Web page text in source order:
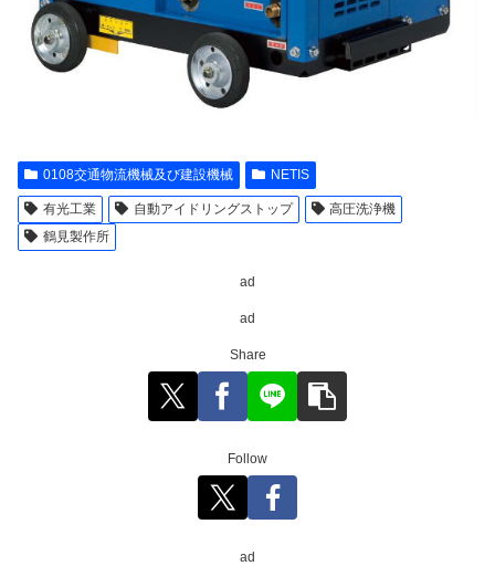
0108交通物流機械及び建設機械 NETIS
有光工業 自動アイドリングストップ
高圧洗浄機
鶴見製作所
ad
ad
Share
Follow
ad